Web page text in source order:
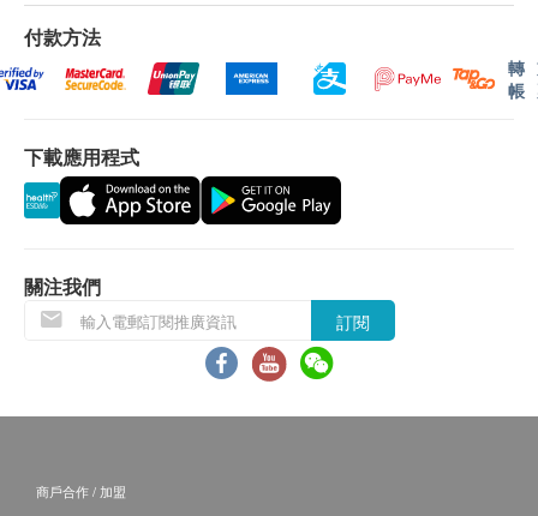
聯絡綠研團隊查詢。
港島地區：$100
上水、粉嶺、西貢地區：$150
東涌、馬灣地區：$180
愉景灣地區：$200
害蟲防治服務:
單位預先進行清潔，以配合防蟲工作，而完成工作
後，並不需要額外清潔。
港島及偏遠地區另收附加費，費用由到場員工直接
收取。
離島，汽車不能直達或沒有升降機設備之地點請先
港島地區：$100
屯門、元朗及天水圍地區：$120
上水、粉嶺、西貢地區：$150
東涌、馬灣地區：$180
愉景灣地區：$200
除甲醛保養:
付款方法
轉
帳
下載應用程式
關注我們
訂閱
商戶合作 / 加盟